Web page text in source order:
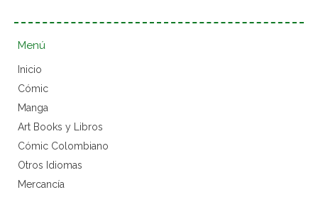
Menú
Inicio
Cómic
Manga
Art Books y Libros
Cómic Colombiano
Otros Idiomas
Mercancía